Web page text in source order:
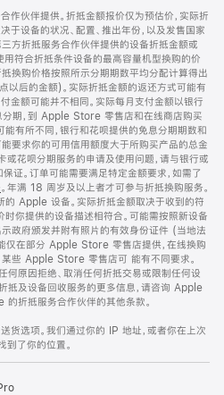
伙伴提供。折抵金额报价仅为预估价，实际折
于设备的状况、配置、推出年份，以及发售国家
方折抵服务合作伙伴提供的设备折抵金额或
符合折抵条件设备的最高容量机型换购的价
换购价格按照所示分期期数平均分配计算得出
以后的金额)。实际折抵金额的返还方式可能有
金额可能并不相同。实际每月支付金额以银行
期，到 Apple Store 零售店和在线商店购买
有所不同，银行和花呗提供的免息分期期数和
要求你的可用信用额度大于所购买产品的总金
或花呗分期服务的申请及使用问题，请与银行或
证。订单可能需要满足特定金额要求，如需了
。年满 18 周岁及以上者才可参与折抵换购服务。
的 Apple 设备。实际折抵金额取决于收到的符
你提供的设备描述相符合。可能需按照新设备
政府颁发并附有照片的有效身份证件 (当地法
仅在部分 Apple Store 零售店提供，在线换购
某些 Apple Store 零售店可 能有不同要求。
原因拒绝、取消任何折抵交易或限制任何设
抵及设备回收服务的更多信息，请咨询 Apple
折抵服务合作伙伴的其他条款。
货选项。我们通过你的 IP 地址，或者你在上次
了你的位置。